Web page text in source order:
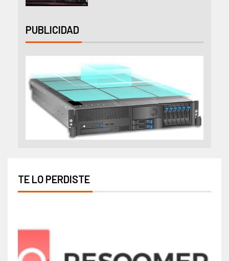
PUBLICIDAD
TE LO PERDISTE